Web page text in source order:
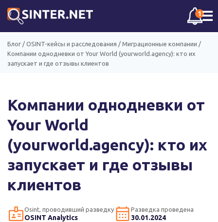
1☰
Блог / OSINT-кейсы и расследования / Миграционные компании /
Компании однодневки от Your World (yourworld.agency): кто их
запускает и где отзывы клиентов
Компании однодневки от
Your World
(yourworld.agency): кто их
запускает и где отзывы
клиентов
Osint, проводивший разведку
OSINT Analytics
Разведка проведена
30.01.2024